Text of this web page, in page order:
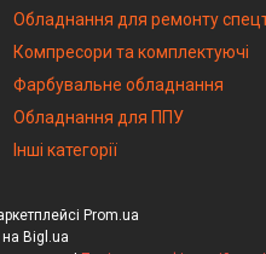
Обладнання для ремонту
Компресори та комплектуючі
Фарбувальне обладнання
Обладнання для ППУ
Інші категорії
Prom.ua
Bigl.ua